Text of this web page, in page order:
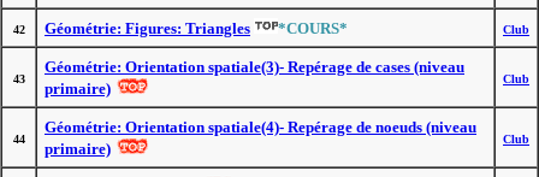
42 Géométrie: Figures: Triangles *COURS* Club
43
Géométrie: Orientation spatiale(3)- Repérage de cases (niveau
primaire)
Club
44
Géométrie: Orientation spatiale(4)- Repérage de noeuds (niveau
primaire)
Club